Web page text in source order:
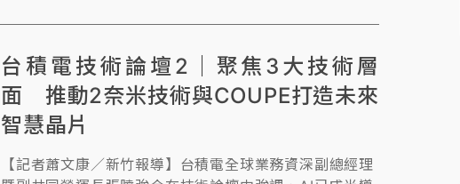
2029年量產，可說是狠甩競爭對手進度。
台積電技術論壇2｜聚焦3大技術層
面 推動2奈米技術與COUPE打造未來
智慧晶片
【記者蕭文康／新竹報導】台積電全球業務資深副總經理